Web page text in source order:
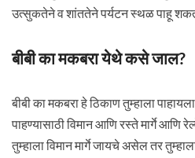
उत्सुकतेने व शांततेने पर्यटन स्थळ पाहू
बीबी का मकबरा येथे कसे जाल?
बीबी का मकबरा हे ठिकाण तुम्हाला
पाहण्यासाठी विमान आणि रस्ते मार्गे आणि
तुम्हाला विमान मार्गे जायचे असेल तर